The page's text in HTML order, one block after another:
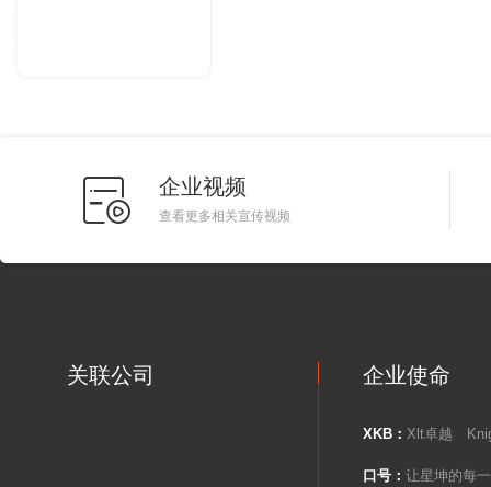
企业视频
查看更多相关宣传视频
关联公司 企业使命
XKB： Xlt卓越
口号： 让星坤的每